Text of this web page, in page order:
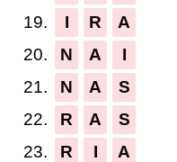
19.
I R
A
20.
N A
I
21.
N A
S
22.
R A
S
23.
R I
A